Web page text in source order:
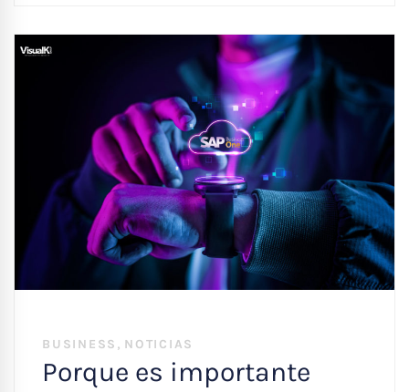
BUSINESS , NOTICIAS
Porque es importante